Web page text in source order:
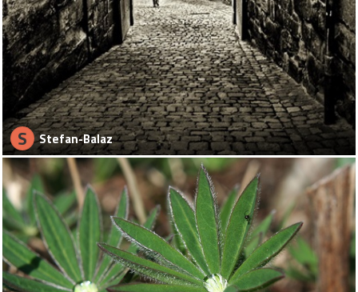
S Stefan-Balaz